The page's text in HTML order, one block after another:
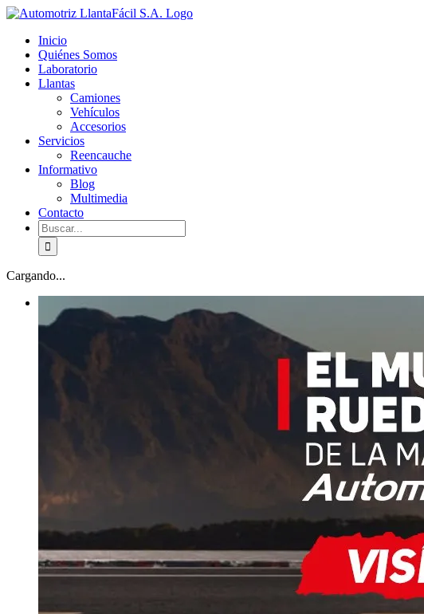
Skip
content
facebook
youtube
Inicio
Quiénes Somos
Laboratorio
Llantas
Camiones
Vehículos
Accesorios
Servicios
Reencauche
Informativo
Blog
Multimedia
Contacto
Buscar:
Cargando...